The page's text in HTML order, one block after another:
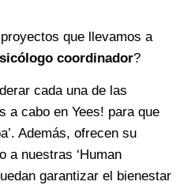
que llevamos a
coordinador?
cada una de las
a cabo en Yees! para que
Además, ofrecen su
a nuestras ‘Human
garantizar el bienestar